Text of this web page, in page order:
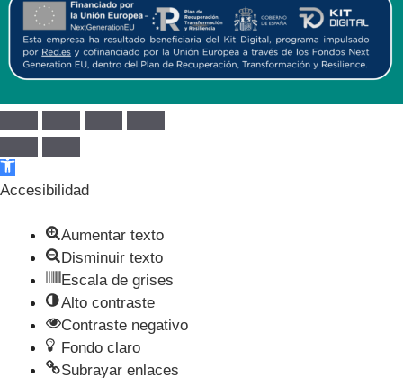
Abrir barra de herramientas
Accesibilidad
Aumentar texto
Disminuir texto
Escala de grises
Alto contraste
Contraste negativo
Fondo claro
Subrayar enlaces